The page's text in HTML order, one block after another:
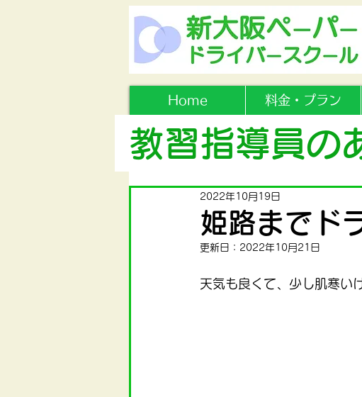
Home 料金・プラン
教習指導員の
姫路までド
2022年10月19日
更新日： 2022年10月21日
天気も良くて、少し肌寒い